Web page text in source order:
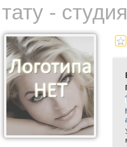
тату -